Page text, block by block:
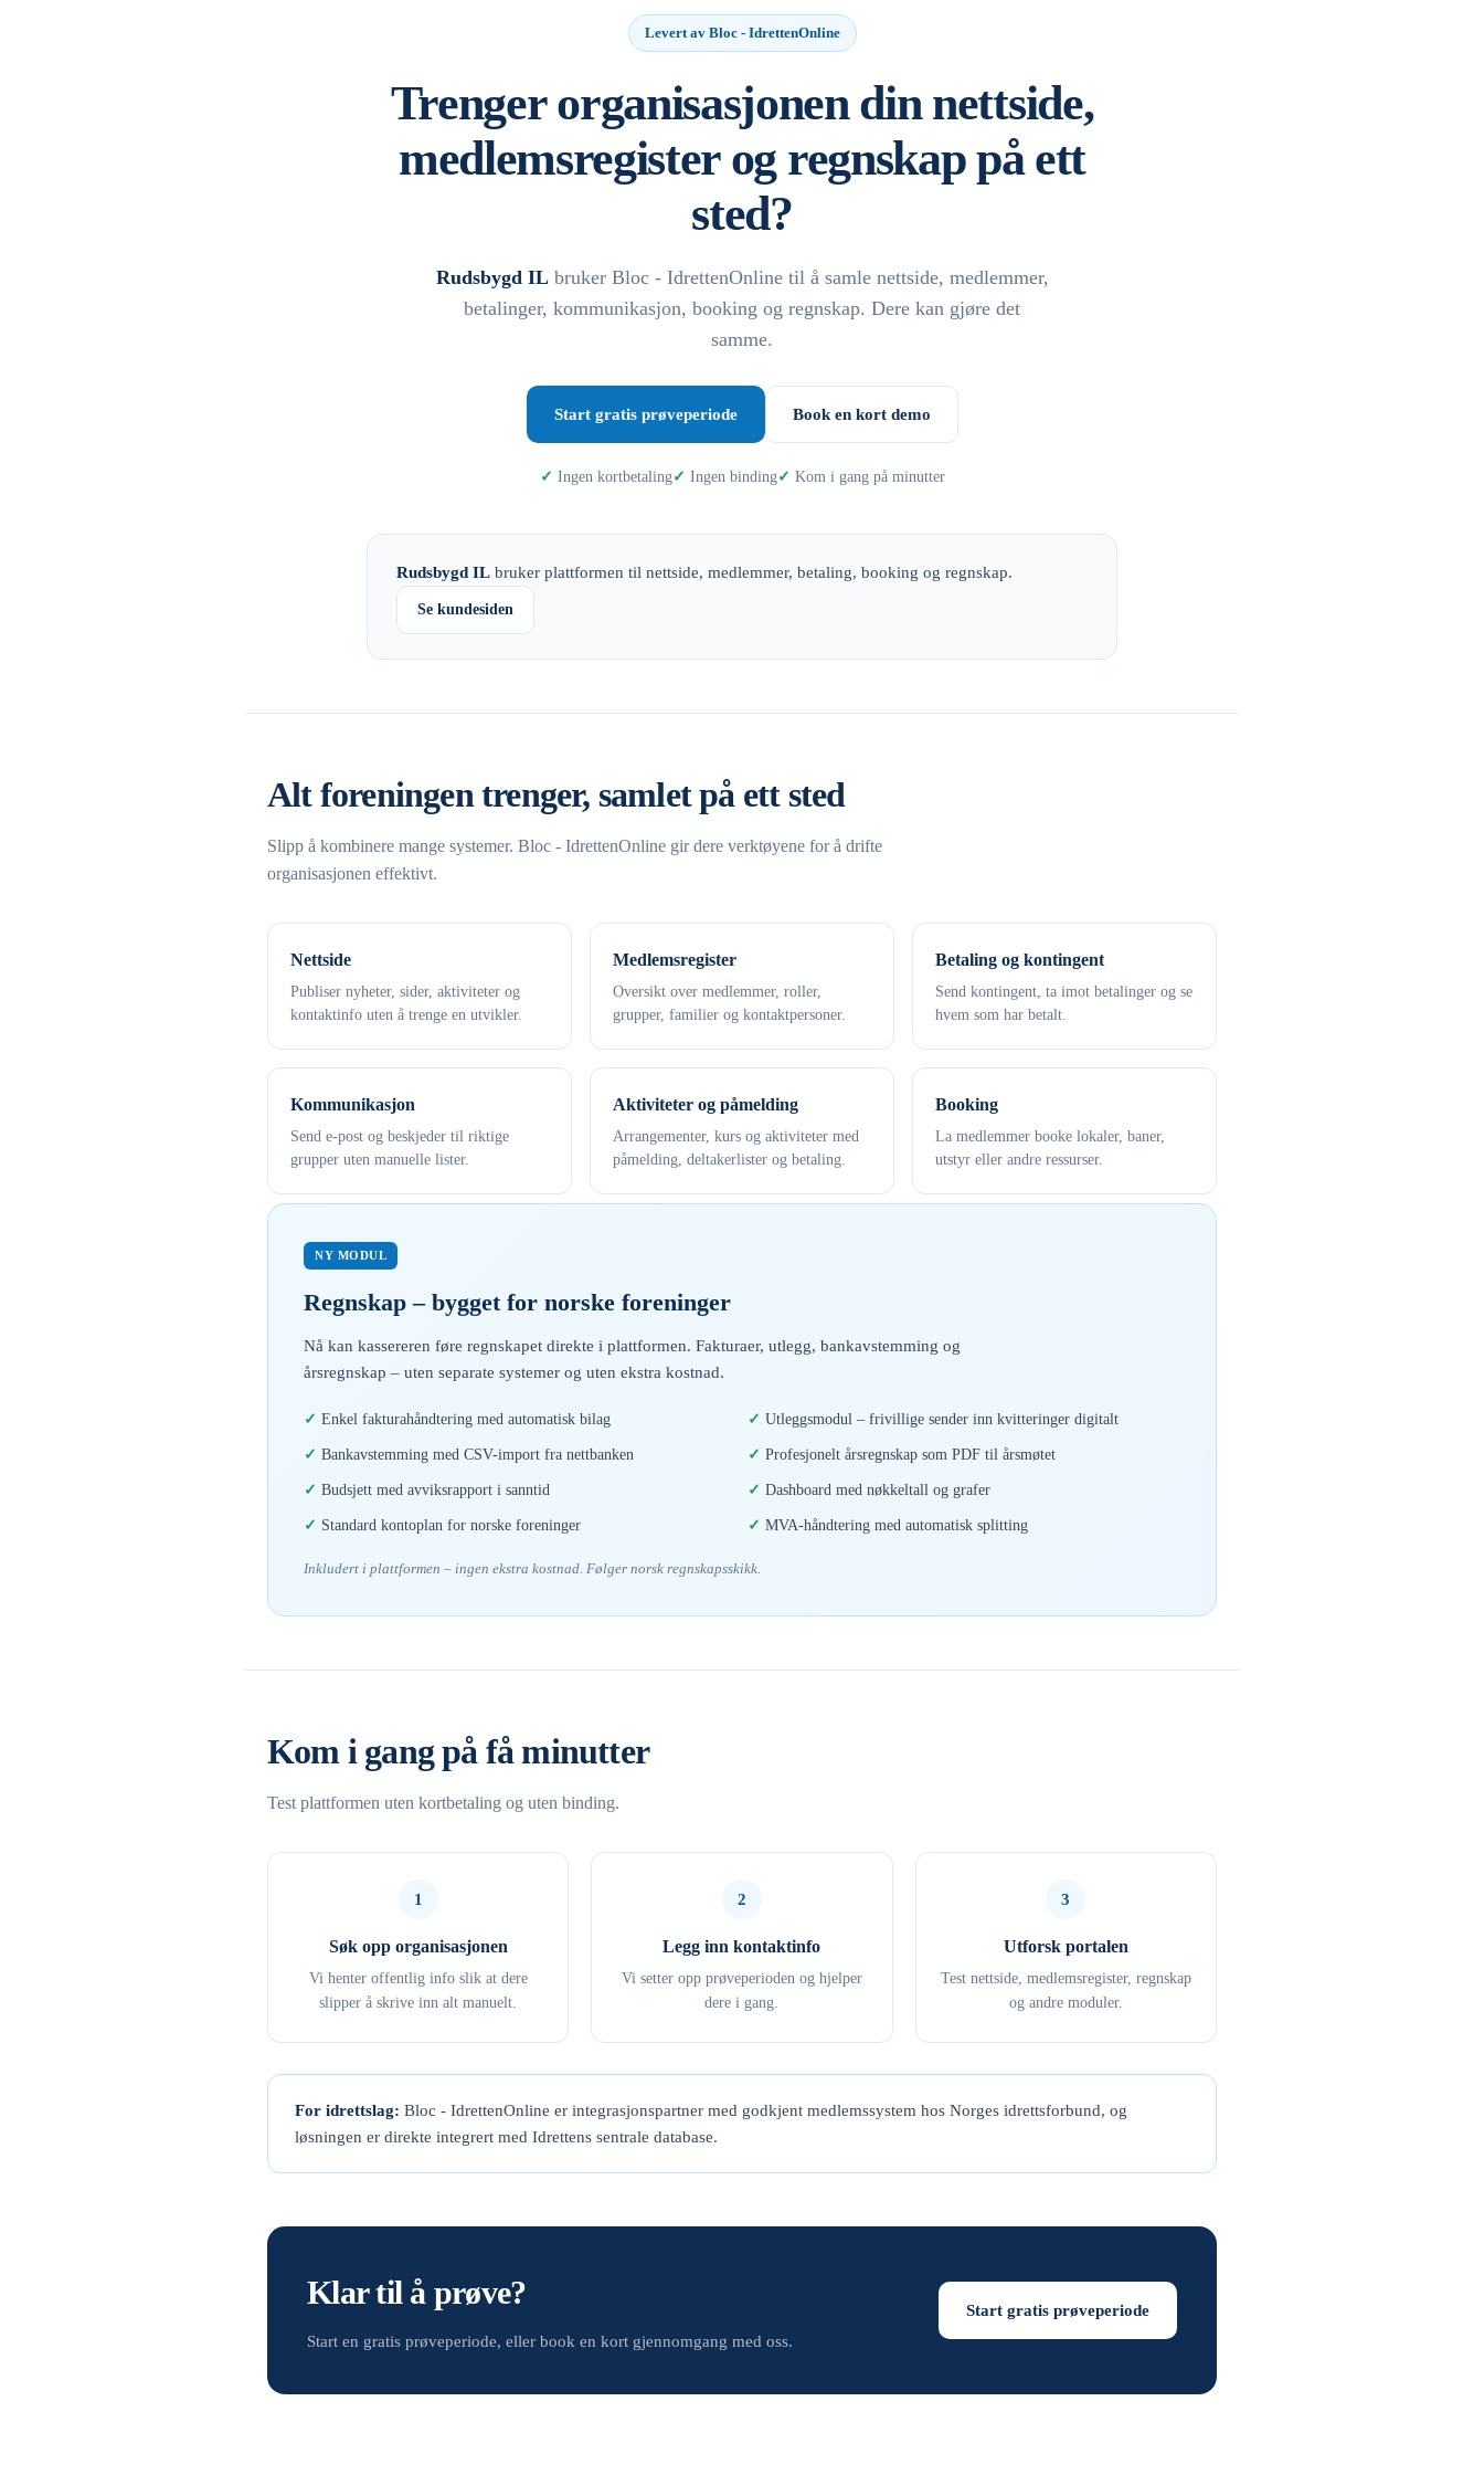
Levert av Bloc - IdrettenOnline
Trenger organisasjonen din nettside,
medlemsregister og regnskap på ett
sted?
Rudsbygd ILbruker Bloc - IdrettenOnline til å samle nettside, medlemmer,
betalinger, kommunikasjon, booking og regnskap. Dere kan gjøre det
samme.
Start gratis prøveperiode Book en kort demo
Ingen kortbetaling Ingen binding Kom i gang på minutter
Rudsbygd IL bruker plattformen til nettside, medlemmer, betaling, booking og regnskap.
Se kundesiden
Alt foreningen trenger, samlet på ett sted
Slipp å kombinere mange systemer. Bloc - IdrettenOnline gir dere verktøyene for å drifte
organisasjonen effektivt.
Nettside
Publiser nyheter, sider, aktiviteter og
kontaktinfo uten å trenge en utvikler.
Medlemsregister
Oversikt over medlemmer, roller,
grupper, familier og kontaktpersoner.
Betaling og kontingent
Send kontingent, ta imot betalinger og se
hvem som har betalt.
Kommunikasjon
Send e-post og beskjeder til riktige
grupper uten manuelle lister.
Aktiviteter og påmelding
Arrangementer, kurs og aktiviteter med
påmelding, deltakerlister og betaling.
Booking
La medlemmer booke lokaler, baner,
utstyr eller andre ressurser.
NY MODUL
Regnskap – bygget for norske foreninger
Nå kan kassereren føre regnskapet direkte i plattformen. Fakturaer, utlegg, bankavstemming og
årsregnskap – uten separate systemer og uten ekstra kostnad.
Enkel fakturahåndtering med automatisk bilag Utleggsmodul – frivillige sender inn kvitteringer digitalt
Bankavstemming med CSV-import fra nettbanken Profesjonelt årsregnskap som PDF til årsmøtet
Budsjett med avviksrapport i sanntid Dashboard med nøkkeltall og grafer
Standard kontoplan for norske foreninger MVA-håndtering med automatisk splitting
Inkludert i plattformen – ingen ekstra kostnad. Følger norsk regnskapsskikk.
Kom i gang på få minutter
Test plattformen uten kortbetaling og uten binding.
1
Søk opp organisasjonen
Vi henter offentlig info slik at dere
slipper å skrive inn alt manuelt.
2
Legg inn kontaktinfo
Vi setter opp prøveperioden og hjelper
dere i gang.
3
Utforsk portalen
Test nettside, medlemsregister, regnskap
og andre moduler.
For idrettslag: Bloc - IdrettenOnline er integrasjonspartner med godkjent medlemssystem hos Norges idrettsforbund, og
løsningen er direkte integrert med Idrettens sentrale database.
Klar til å prøve?
Start en gratis prøveperiode, eller book en kort gjennomgang med oss.
Start gratis prøveperiode